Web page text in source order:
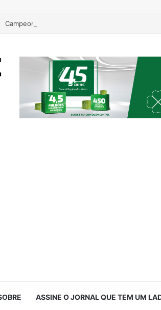
Campeonato Municipal de Bochas começa neste
ASSINE O JORNAL QUE TEM UM